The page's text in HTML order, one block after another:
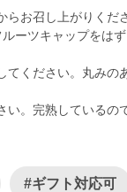
らお召し上がりくだ
ーツキャップをは
ください。丸みの
。完熟しているの
#ギフト対応可